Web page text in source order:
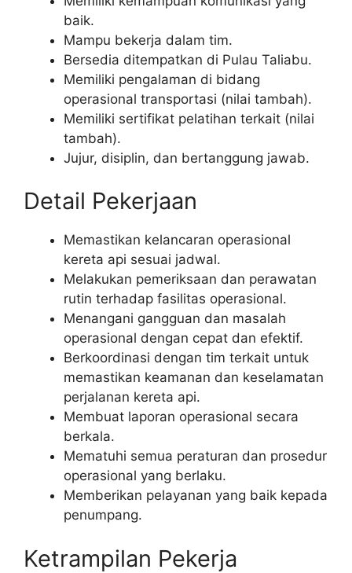
baik.
Mampu bekerja dalam tim.
Bersedia ditempatkan di Pulau Taliabu.
Memiliki pengalaman di bidang
operasional transportasi (nilai tambah).
Memiliki sertifikat pelatihan terkait (nilai
tambah).
Jujur, disiplin, dan bertanggung jawab.
Detail Pekerjaan
Memastikan kelancaran operasional
kereta api sesuai jadwal.
Melakukan pemeriksaan dan perawatan
rutin terhadap fasilitas operasional.
Menangani gangguan dan masalah
operasional dengan cepat dan efektif.
Berkoordinasi dengan tim terkait untuk
memastikan keamanan dan keselamatan
perjalanan kereta api.
Membuat laporan operasional secara
berkala.
Mematuhi semua peraturan dan prosedur
operasional yang berlaku.
Memberikan pelayanan yang baik kepada
penumpang.
Ketrampilan Pekerja